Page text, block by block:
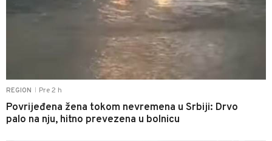
REGION Pre 2 h
Povrijeđena žena tokom nevremena u Srbiji: Drvo
palo na nju, hitno prevezena u bolnicu